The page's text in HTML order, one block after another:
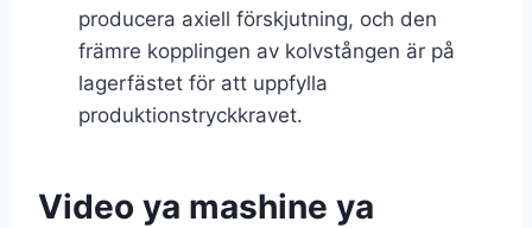
producera axiell förskjutning, och den
främre kopplingen av kolvstången är på
lagerfästet för att uppfylla
produktionstryckkravet.
Video ya mashine ya